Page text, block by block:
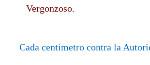
Vergonzoso.
Cada centímetro contra la